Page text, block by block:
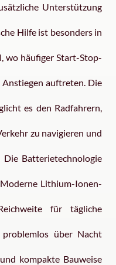
Unterstützung
Hilfe ist besonders in
wo häufiger Start-Stop-
auftreten. Die
es den Radfahrern,
zu navigieren und
Batterietechnologie
Lithium-Ionen-
für tägliche
über Nacht
kompakte Bauweise